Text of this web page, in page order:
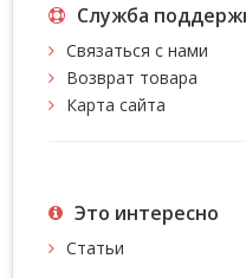
Служба
Связаться с нами
Возврат товара
Карта сайта
Это интересно
Статьи